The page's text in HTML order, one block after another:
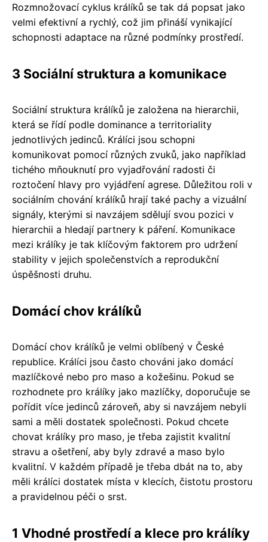
Rozmnožovací cyklus králíků se tak dá popsat jako
velmi efektivní a rychlý, což jim přináší vynikající
schopnosti adaptace na různé podmínky prostředí.
3 Sociální struktura a komunikace
Sociální struktura králíků je založena na hierarchii,
která se řídí podle dominance a territoriality
jednotlivých jedinců. Králíci jsou schopni
komunikovat pomocí různých zvuků, jako například
tichého mňouknutí pro vyjadřování radosti či
roztočení hlavy pro vyjádření agrese. Důležitou roli v
sociálním chování králíků hrají také pachy a vizuální
signály, kterými si navzájem sdělují svou pozici v
hierarchii a hledají partnery k páření. Komunikace
mezi králíky je tak klíčovým faktorem pro udržení
stability v jejich společenstvích a reprodukční
úspěšnosti druhu.
Domácí chov králíků
Domácí chov králíků je velmi oblíbený v České
republice. Králíci jsou často chováni jako domácí
mazlíčkové nebo pro maso a kožešinu. Pokud se
rozhodnete pro králíky jako mazlíčky, doporučuje se
pořídit více jedinců zároveň, aby si navzájem nebyli
sami a měli dostatek společnosti. Pokud chcete
chovat králíky pro maso, je třeba zajistit kvalitní
stravu a ošetření, aby byly zdravé a maso bylo
kvalitní. V každém případě je třeba dbát na to, aby
měli králíci dostatek místa v klecích, čistotu prostoru
a pravidelnou péči o srst.
1 Vhodné prostředí a klece pro králíky